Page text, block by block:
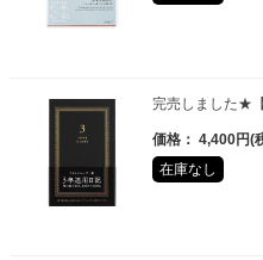
完売しました★
価格： 4,400円(
在庫なし